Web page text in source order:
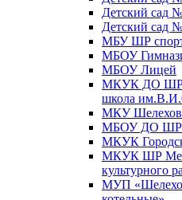
Детский сад
Детский сад
МБУ ШР
МБОУ
МБОУ Лицей
МКУК ДО ШР
школа
МКУ
МБОУ ДО ШР
МКУК
МКУК ШР
культурного
МУП